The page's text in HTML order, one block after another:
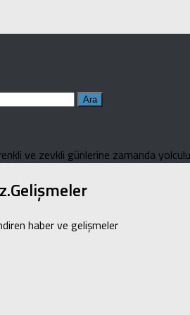
ve zevkli günlerine zamanda
haber ve gelişmeler